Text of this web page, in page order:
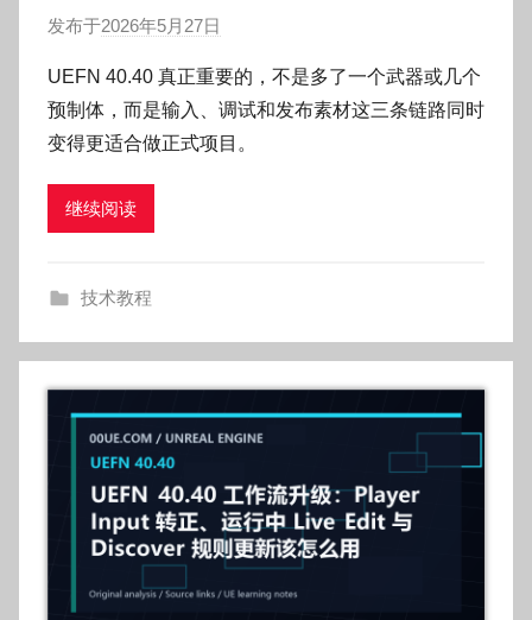
发布于2026年5月27日
:
O
k
UEFN 40.40 真正重要的，不是多了一个武器或几个
预制体，而是输入、调试和发布素材这三条链路同时
变得更适合做正式项目。
继续阅读
技术教程